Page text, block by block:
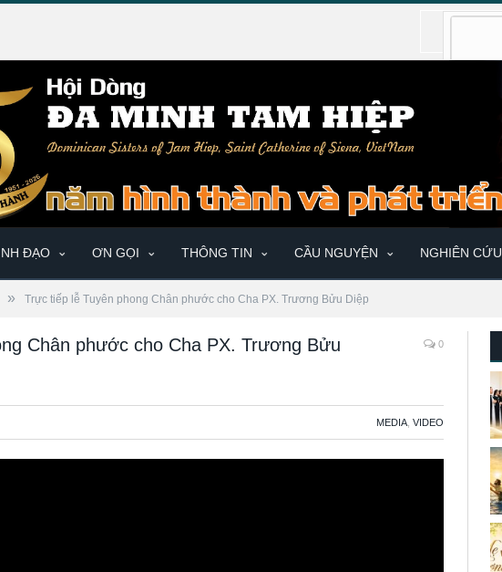
ĐẠO ƠN GỌI THÔNG TIN CẦU NGUYỆN NGHIÊN CỨU
» Trực tiếp lễ Tuyên phong Chân phước cho Cha PX. Trương Bửu Diệp
Chân phước cho Cha PX. Trương Bửu
0
MEDIA VIDEO